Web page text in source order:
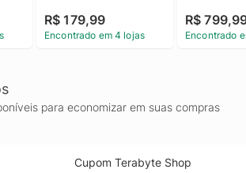
R$ 179,99
Encontrado em 4 lojas
R$
Encontrado
para economizar em suas compras
Cupom Terabyte Shop